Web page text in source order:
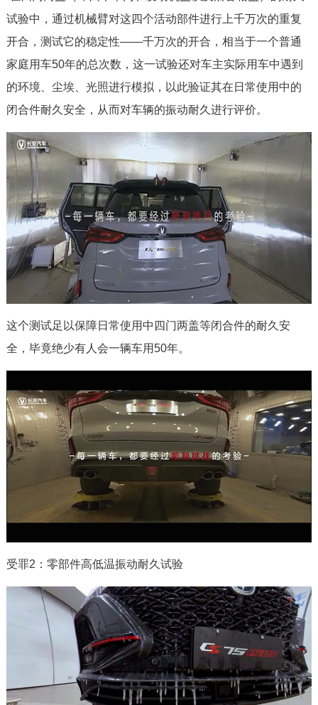
试验中，通过机械臂对这四个活动部件进行上千万次的重复
开合，测试它的稳定性——千万次的开合，相当于一个普通
家庭用车50年的总次数，这一试验还对车主实际用车中遇到
的环境、尘埃、光照进行模拟，以此验证其在日常使用中的
闭合件耐久安全，从而对车辆的振动耐久进行评价。
这个测试足以保障日常使用中四门两盖等闭合件的耐久安
全，毕竟绝少有人会一辆车用50年。
受罪2：零部件高低温振动耐久试验